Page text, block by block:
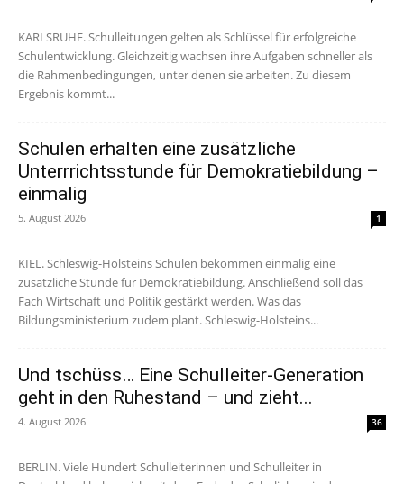
KARLSRUHE. Schulleitungen gelten als Schlüssel für erfolgreiche
Schulentwicklung. Gleichzeitig wachsen ihre Aufgaben schneller als
die Rahmenbedingungen, unter denen sie arbeiten. Zu diesem
Ergebnis kommt...
Schulen erhalten eine zusätzliche
Unterrrichtsstunde für Demokratiebildung –
einmalig
5. August 2026 1
KIEL. Schleswig-Holsteins Schulen bekommen einmalig eine
zusätzliche Stunde für Demokratiebildung. Anschließend soll das
Fach Wirtschaft und Politik gestärkt werden. Was das
Bildungsministerium zudem plant. Schleswig-Holsteins...
Und tschüss… Eine Schulleiter-Generation
geht in den Ruhestand – und zieht...
4. August 2026 36
BERLIN. Viele Hundert Schulleiterinnen und Schulleiter in